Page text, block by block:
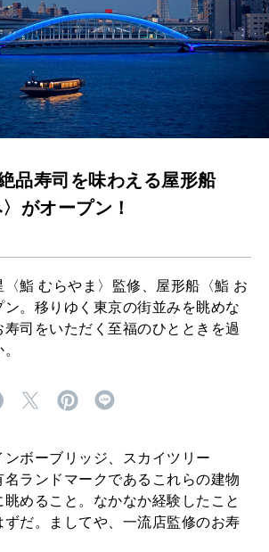
座別] Weekly Holoscope
別] Monthly Love Holoscope
まり愛のタロットメッセージ
HEALTH
自分にやさしく
ママもいろいろ
SUSTAINABLE
WORK&MONEY
いい人生って？
品寿司を味わえる屋形船
がオープン！
〈鮨 むらやま〉監修、屋形船〈鮨 お
ン。移りゆく東京の街並みを眺めな
寿司をいただく至福のひとときを過
ボーブリッジ、スカイツリー
ランドマークであるこれらの建物
眺めること。なかなか経験したこと
ずだ。ましてや、一流店監修のお寿